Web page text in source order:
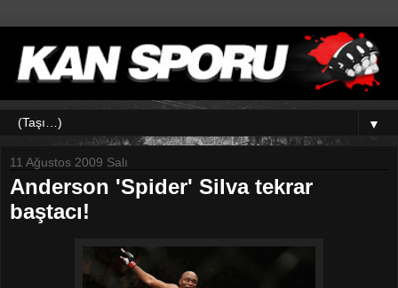
▼
11 Ağustos 2009 Salı
Anderson 'Spider' Silva tekrar
baştacı!